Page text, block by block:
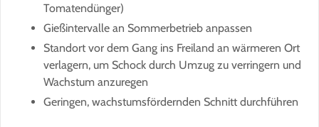
Tomatendünger)
Gießintervalle an Sommerbetrieb anpassen
Standort vor dem Gang ins Freiland an wärmeren Ort
verlagern, um Schock durch Umzug zu verringern und
Wachstum anzuregen
Geringen, wachstumsfördernden Schnitt durchführen